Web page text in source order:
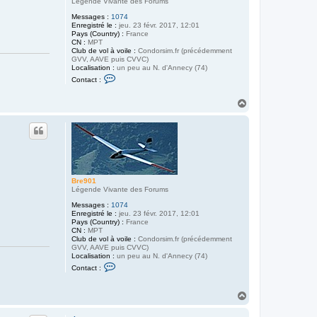
Messages : 1074
Enregistré le : jeu. 23 févr. 2017, 12:01
Pays (Country) : France
CN : MPT
Club de vol à voile : Condorsim.fr (précédemment
GVV, AAVE puis CVVC)
Localisation : un peu au N. d'Annecy (74)
Contact :
t
e
r
B
r
e
Bre901
Légende Vivante des Forums
Messages : 1074
Enregistré le : jeu. 23 févr. 2017, 12:01
Pays (Country) : France
CN : MPT
Club de vol à voile : Condorsim.fr (précédemment
GVV, AAVE puis CVVC)
Localisation : un peu au N. d'Annecy (74)
Contact :
c